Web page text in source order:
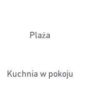
Plaża
Kuchnia w pokoju